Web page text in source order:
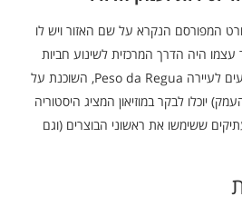
המפורסם הנקרא על שם האזור ויש לו
היה הדרך המרכזית לשינוע חביות
היין לצורכי מסחר. למי שמגיעים לעיירה Peso da Regua, השוכנת על
יוכלו לבקר במוזיאון המציג היסטוריה
ששימשו את ראשוני הבוצרים (וגם